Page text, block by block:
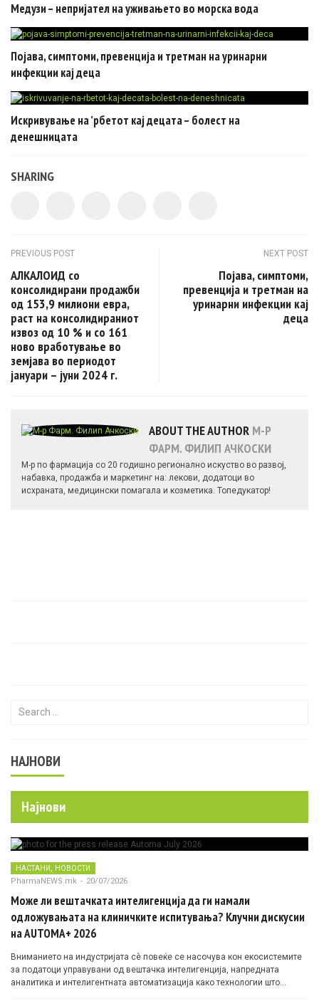
Медузи – непријател на уживањето во морска вода
Појава, симптоми, превенција и третман на уринарни
инфекции кај деца
Искривување на ’рбетот кај децата – болест на
денешницата
SHARING
Post navigation
PREVIOUS POST
АЛКАЛОИД со
консолидирани продажби
од 153,9 милиони евра,
раст на консолидираниот
извоз од 10 % и со 161
ново вработување во
земјава во периодот
јануари – јуни 2024 г.
NEXT POST
Појава, симптоми,
превенција и третман на
уринарни инфекции кај
деца
ABOUT THE AUTHOR М-Р
ФАРМ. ФИЛИП АЧКОСКИ
М-р по фармација со 20 годишно регионално искуство во развој,
набавка, продажба и маркетинг на: лекови, додатоци во
исхраната, медицински помагала и козметика. Топедукатор!
Search for:
НАЈНОВИ
Најнови
НАСТАНИ НОВОСТИ
PharmaNEWS.mk - 20/07/2026
Може ли вештачката интелигенција да ги намали
одложувањата на клиничките испитувања? Клучни дискусии
на AUTOMA+ 2026
Вниманието на индустријата сè повеќе се насочува кон екосистемите
за податоци управувани од вештачка интелигенција, напредната
аналитика и интелигентната автоматизација како технологии што